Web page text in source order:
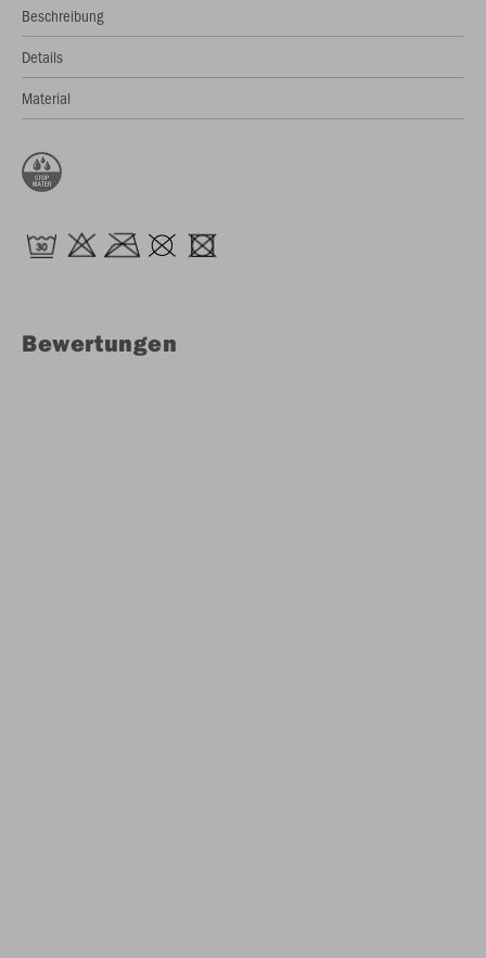
Beschreibung
Details
Material
Bewertungen